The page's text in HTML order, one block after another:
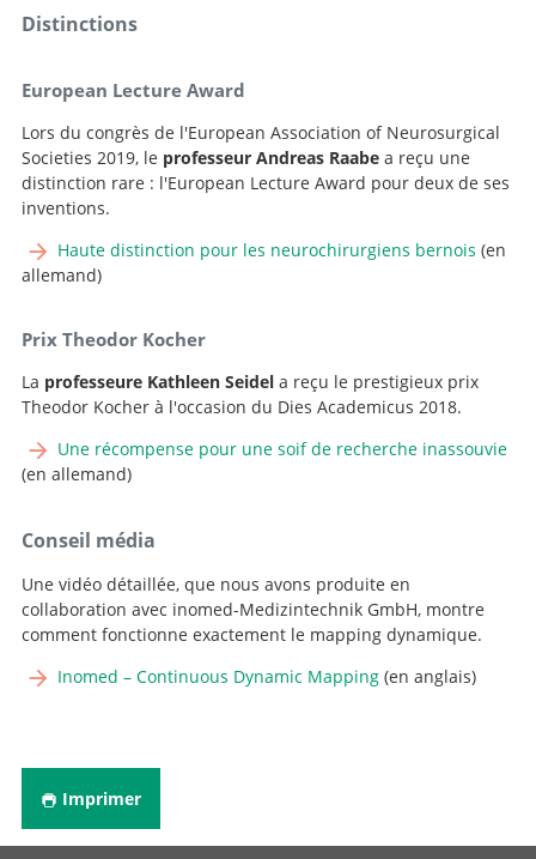
Cheffe de service, Cheffe de la neurophysiologie
peropératoire
Aller au profil
Directeur et Médecin-chef
Distinctions
European Lecture Award
Lors du congrès de l'European Association of Neurosurgical
Societies 2019, le professeur Andreas Raabea reçu une
distinction rare : l'European Lecture Award pour deux de ses
inventions.
Haute distinction pour les neurochirurgiens bernois (en
allemand)
Prix Theodor Kocher
La professeure Kathleen Seidela reçu le prestigieux prix
Theodor Kocher à l'occasion du Dies Academicus 2018.
Une récompense pour une soif de recherche inassouvie
(en allemand)
Conseil média
Une vidéo détaillée, que nous avons produite en
collaboration avec inomed-Medizintechnik GmbH, montre
comment fonctionne exactement le mapping dynamique.
Inomed – Continuous Dynamic Mapping(en anglais)
Imprimer